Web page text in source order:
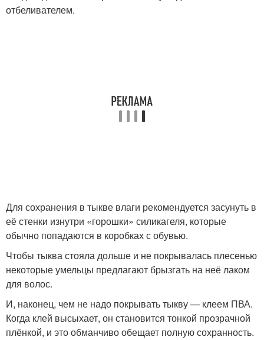
отбеливателем.
Для сохранения в тыкве влаги рекомендуется засунуть в
её стенки изнутри «горошки» силикагеля, которые
обычно попадаются в коробках с обувью.
Чтобы тыква стояла дольше и не покрывалась плесенью
некоторые умельцы предлагают брызгать на неё лаком
для волос.
И, наконец, чем не надо покрывать тыкву — клеем ПВА.
Когда клей высыхает, он становится тонкой прозрачной
плёнкой, и это обманчиво обещает полную сохранность.